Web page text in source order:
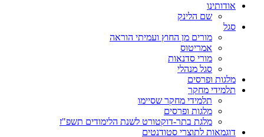
אודותינו
שם הלינק
סגל
מורים מן החוץ ועמיתי הוראה
אמריטוס
מורי סדנאות
סגל מנהלי
מלגות ופרסים
תלמידי מחקר
תלמידי מחקר שסיימו
מלגות ופרסים
מלגת בתר-דוקטורט לשנת הלימודים תשפ"ז
דוגמאות לתוצרי סטודנטים